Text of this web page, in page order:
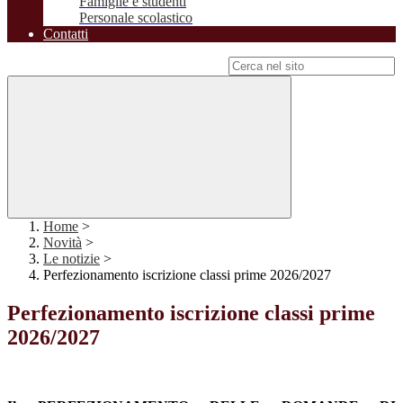
Personale scolastico
Contatti
Home >
Novità >
Le notizie >
Perfezionamento iscrizione classi prime 2026/2027
Perfezionamento iscrizione classi prime
2026/2027